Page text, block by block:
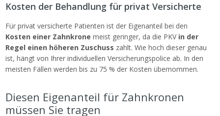
Kosten der Behandlung für privat Versicherte
Für privat versicherte Patienten ist der Eigenanteil bei den
Kosten einer Zahnkrone meist geringer, da die PKV in der
Regel einen höheren Zuschuss zahlt. Wie hoch dieser genau
ist, hängt von Ihrer individuellen Versicherungspolice ab. In den
meisten Fällen werden bis zu 75 % der Kosten übernommen.
Diesen Eigenanteil für Zahnkronen
müssen Sie tragen